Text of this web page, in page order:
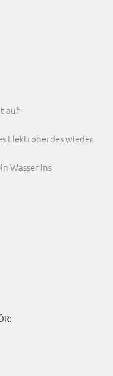
auf
Elektroherdes wieder
Wasser ins